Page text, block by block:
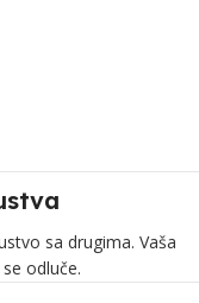
sa drugima. Vaša
odluče.